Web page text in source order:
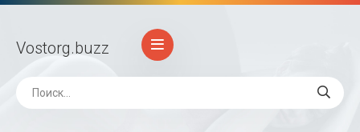
Vostorg.buzz